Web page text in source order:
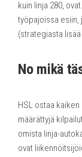
kuin linja 280,
työpajoissa esiin,
(strategiasta
No mikä
HSL ostaa
määrättyjä
omista linja-
ovat